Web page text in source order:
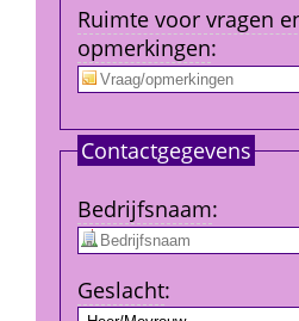
Ruimte voor vragen
opmerkingen:
Contact­gegevens
Bedrijfs­naam:
Geslacht: